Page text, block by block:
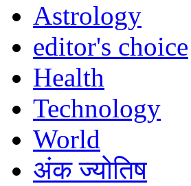
Astrology
editor's choice
Health
Technology
World
अंक ज्योतिष